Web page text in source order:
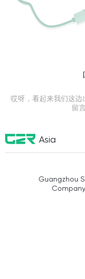
哎呀，看起来我们这
留
Asia
Guangzhou
Company